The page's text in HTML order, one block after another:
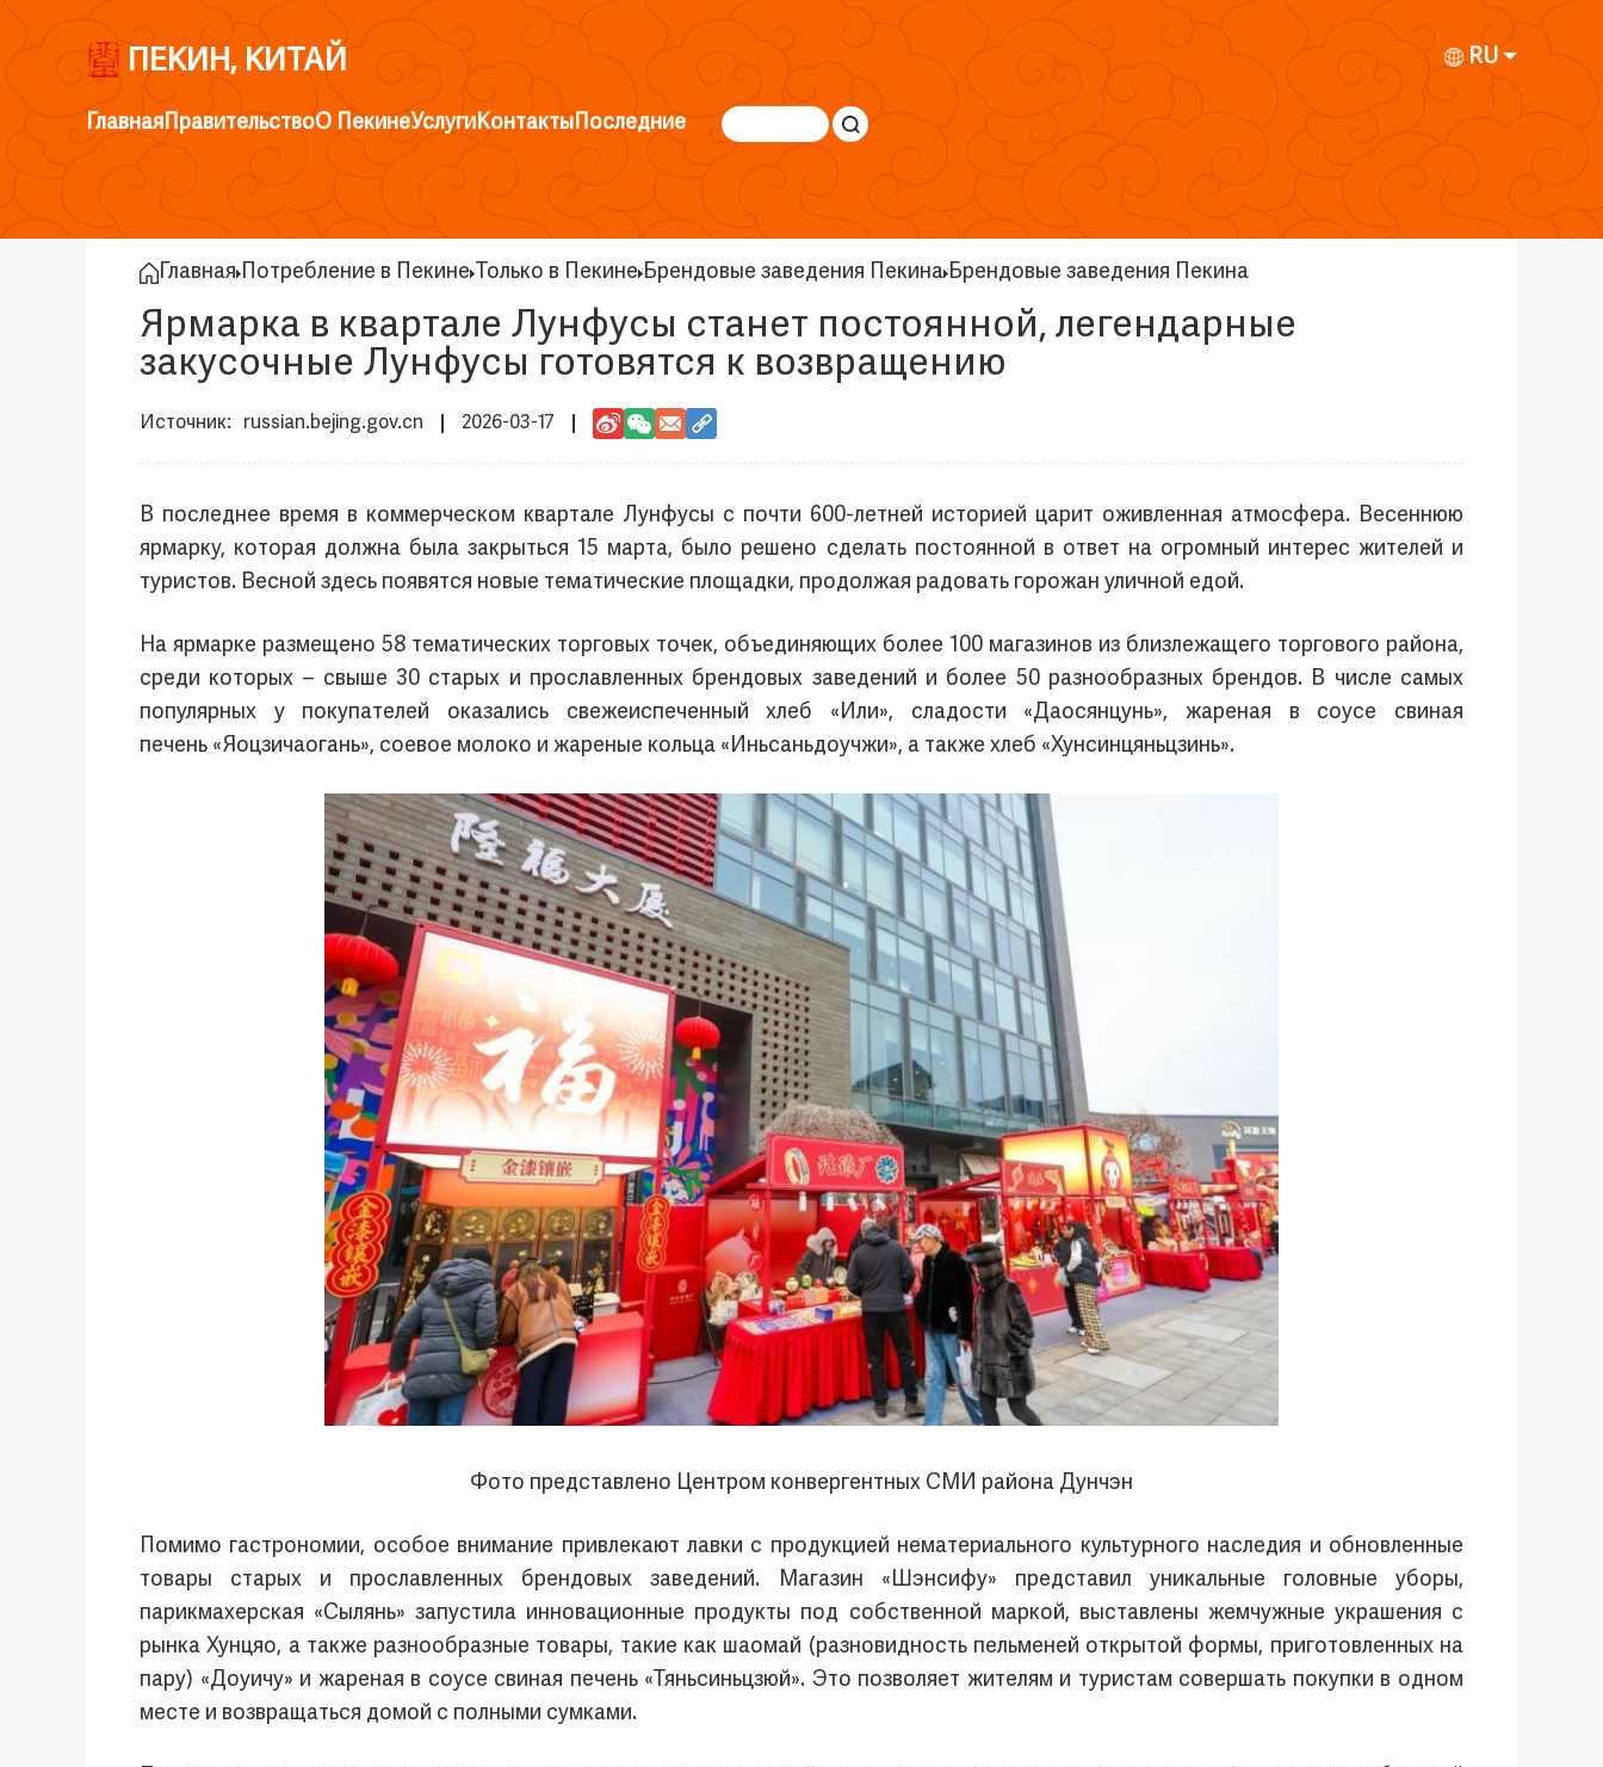
ПЕКИН, КИТАЙ RU
ГлавнаяПравительствоО ПекинеУслугиКонтактыПоследние
Главная Потребление в Пекине Только в Пекине Брендовые заведения Пекина Брендовые заведения Пекина
Ярмарка в квартале Лунфусы станет постоянной, легендарные
закусочные Лунфусы готовятся к возвращению
russian.bejing.gov.cn 2026-03-17
В последнее время в коммерческом квартале Лунфусы с почти 600-летней историей царит оживленная атмосфера. Весеннюю
ярмарку, которая должна была закрыться 15 марта, было решено сделать постоянной в ответ на огромный интерес жителей и
туристов. Весной здесь появятся новые тематические площадки, продолжая радовать горожан уличной едой.
На ярмарке размещено 58 тематических торговых точек, объединяющих более 100 магазинов из близлежащего торгового района,
среди которых – свыше 30 старых и прославленных брендовых заведений и более 50 разнообразных брендов. В числе самых
популярных у покупателей оказались свежеиспеченный хлеб «Или», сладости «Даосянцунь», жареная в соусе свиная
печень «Яоцзичаогань», соевое молоко и жареные кольца «Иньсаньдоучжи», а также хлеб «Хунсинцяньцзинь».
Фото представлено Центром конвергентных СМИ района Дунчэн
Помимо гастрономии, особое внимание привлекают лавки с продукцией нематериального культурного наследия и обновленные
товары старых и прославленных брендовых заведений. Магазин «Шэнсифу» представил уникальные головные уборы,
парикмахерская «Сылянь» запустила инновационные продукты под собственной маркой, выставлены жемчужные украшения с
рынка Хунцяо, а также разнообразные товары, такие как шаомай (разновидность пельменей открытой формы, приготовленных на
пару) «Доуичу» и жареная в соусе свиная печень «Тяньсиньцзюй». Это позволяет жителям и туристам совершать покупки в одном
месте и возвращаться домой с полными сумками.